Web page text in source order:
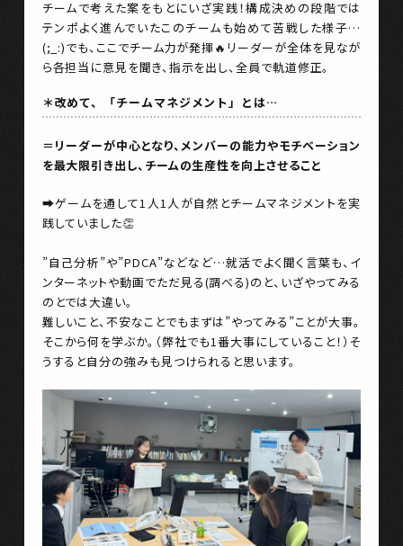
チームで考えた案をもとにいざ実践！構成決めの段階では
テンポよく進んでいたこのチームも始めて苦戦した様子…
(;_:)でも、ここでチーム力が発揮🔥リーダーが全体を見なが
ら各担当に意見を聞き、指示を出し、全員で軌道修正。
＊改めて、「チームマネジメント」とは…
＝リーダーが中心となり、メンバーの能力やモチベーション
を最大限引き出し、チームの生産性を向上させること
➡ゲームを通して1人1人が自然とチームマネジメントを実
践していました👏
”自己分析”や”PDCA”などなど…就活でよく聞く言葉も、イ
ンターネットや動画でただ見る(調べる)のと、いざやってみる
のとでは大違い。
難しいこと、不安なことでもまずは”やってみる”ことが大事。
そこから何を学ぶか。（弊社でも1番大事にしていること！）そ
うすると自分の強みも見つけられると思います。